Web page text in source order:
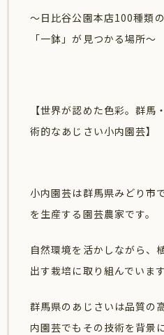
～日比谷公園本店100種類
「一鉢」が見つかる場所～
【世界が認めた色彩。群
術的なあじさい小内園芸】
小内園芸は群馬県みどり市
を生産する園芸農家です。
自然環境を活かしながら、
出す栽培に取り組んでいます
群馬県のあじさいは品質の
内園芸でもその技術を背景に